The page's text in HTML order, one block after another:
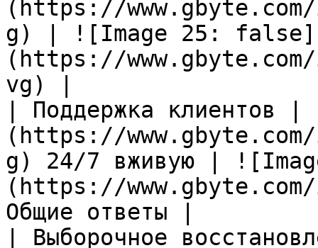
(https://
g) | ![Image 25: false]
(https://
vg) |
| Поддержка
(https://
g) 24/7 вживую |
(https://
Общие ответы |
| Выборочное